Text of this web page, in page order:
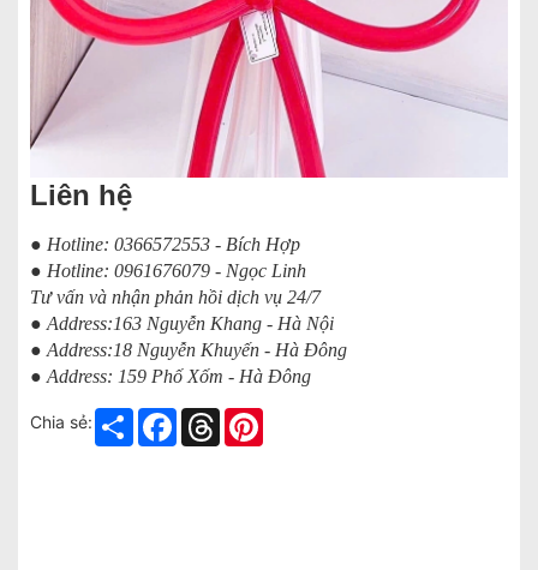
Liên hệ
● Hotline: 0366572553 - Bích Hợp
● Hotline: 0961676079 - Ngọc Linh
Tư vấn và nhận phản hồi dịch vụ 24/7
● Address:163 Nguyễn Khang - Hà Nội
● Address:18 Nguyễn Khuyến - Hà Đông
● Address: 159 Phố Xốm - Hà Đông
Chia sẻ: Share Facebook
Threads